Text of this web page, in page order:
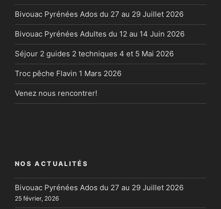
Bivouac Pyrénées Ados du 27 au 29 Juillet 2026
Bivouac Pyrénées Adultes du 12 au 14 Juin 2026
Séjour 2 guides 2 techniques 4 et 5 Mai 2026
Troc pêche Flavin 1 Mars 2026
Venez nous rencontrer!
NOS ACTUALITÉS
Bivouac Pyrénées Ados du 27 au 29 Juillet 2026
25 février, 2026